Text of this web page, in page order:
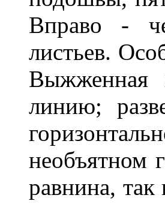
Вправо -
листьев.
Выжженная
линию;
необъятном
равнина, так